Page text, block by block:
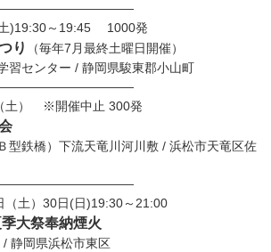
)19:30～19:45 1000発
り
（毎年7月最終土曜日開催）
習センター / 静岡県駿東郡小山町
土） ※開催中止 300発
型鉄橋）下流天竜川河川敷 / 浜松市天竜区佐
（土）30日(日)19:30～21:00
大祭奉納煙火
静岡県浜松市東区